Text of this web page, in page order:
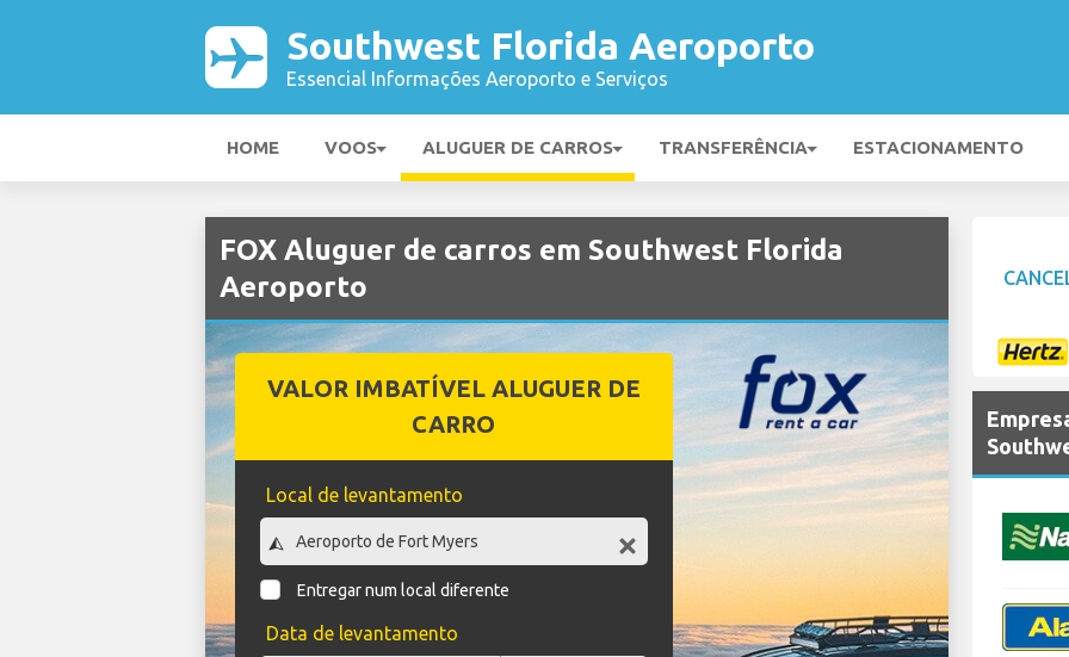
Southwest Florida Aeroporto
Essencial Informações Aeroporto e Serviços
HOME VOOS ALUGUER DE CARROS TRANSFERÊNCIA ESTACIONAMENTO
FOX Aluguer de carros em Southwest Florida
Aeroporto
VALOR IMBATÍVEL ALUGUER DE
CARRO
Local de levantamento
Entregar num local diferente
Data de levantamento